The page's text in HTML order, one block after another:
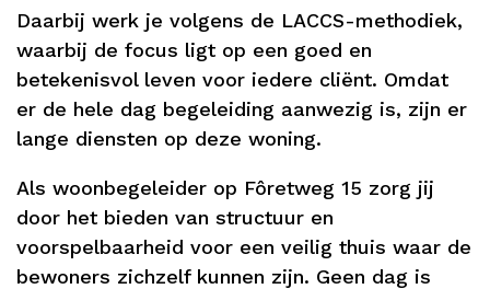
Daarbij werk je volgens de LACCS-methodiek,
waarbij de focus ligt op een goed en
betekenisvol leven voor iedere cliënt. Omdat
er de hele dag begeleiding aanwezig is, zijn er
lange diensten op deze woning.
Als woonbegeleider op Fôretweg 15 zorg jij
door het bieden van structuur en
voorspelbaarheid voor een veilig thuis waar de
bewoners zichzelf kunnen zijn. Geen dag is